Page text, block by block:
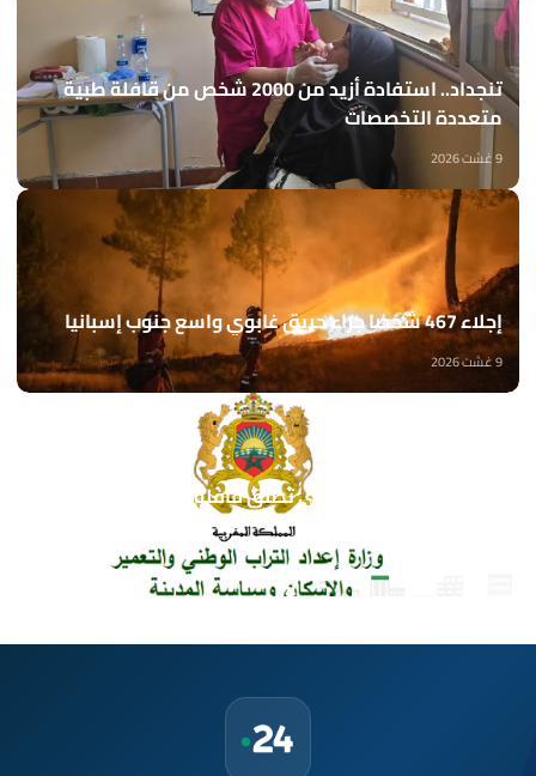
تنجداد.. استفادة أزيد من 2000 شخص من قافلة طبية
متعددة التخصصات
9 غشت 2026
إجلاء 467 شخصا جراء حريق غابوي واسع جنوب إسبانيا
9 غشت 2026
وزارة إعداد التراب الوطني تطلق قافلة التعمير والإسكان